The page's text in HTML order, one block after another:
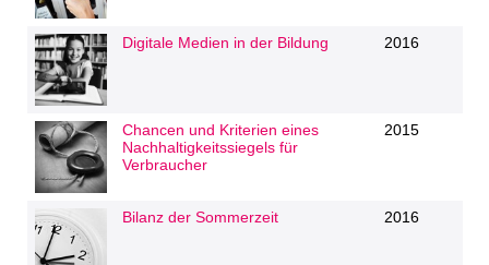
Digitale Medien in der Bildung 2016
Chancen und Kriterien eines
Nachhaltigkeitssiegels für
Verbraucher
2015
Bilanz der Sommerzeit 2016